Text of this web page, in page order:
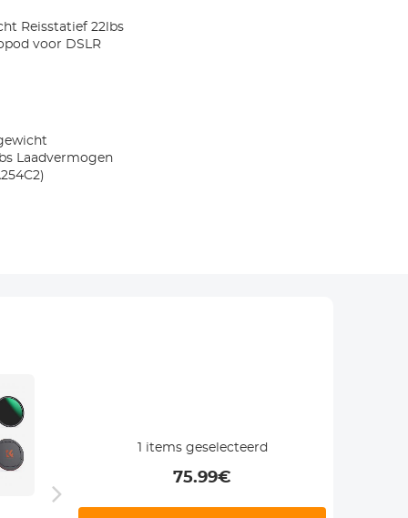
Reisstatief 22lbs
voor DSLR
Laadvermogen
items geselecteerd
75.99€